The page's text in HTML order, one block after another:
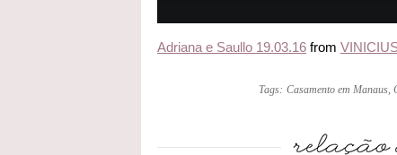
Adriana e Saullo 19.03.16 from
Tags: Casamento em Manaus,